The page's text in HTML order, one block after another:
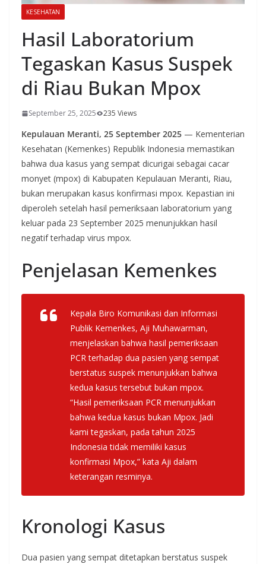
KESEHATAN
Hasil Laboratorium
Tegaskan Kasus Suspek
di Riau Bukan Mpox
September 25, 2025 235 Views
Kepulauan Meranti, 25 September 2025 — Kementerian
Kesehatan (Kemenkes) Republik Indonesia memastikan
bahwa dua kasus yang sempat dicurigai sebagai cacar
monyet (mpox) di Kabupaten Kepulauan Meranti, Riau,
bukan merupakan kasus konfirmasi mpox. Kepastian ini
diperoleh setelah hasil pemeriksaan laboratorium yang
keluar pada 23 September 2025 menunjukkan hasil
negatif terhadap virus mpox.
Penjelasan Kemenkes
Kepala Biro Komunikasi dan Informasi
Publik Kemenkes, Aji Muhawarman,
menjelaskan bahwa hasil pemeriksaan
PCR terhadap dua pasien yang sempat
berstatus suspek menunjukkan bahwa
kedua kasus tersebut bukan mpox.
“Hasil pemeriksaan PCR menunjukkan
bahwa kedua kasus bukan Mpox. Jadi
kami tegaskan, pada tahun 2025
Indonesia tidak memiliki kasus
konfirmasi Mpox,” kata Aji dalam
keterangan resminya.
Kronologi Kasus
Dua pasien yang sempat ditetapkan berstatus suspek